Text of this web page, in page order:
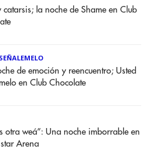
catarsis; la noche de Shame en Club
de emoción y reencuentro; Usted
en Club Chocolate
otra weá”: Una noche imborrable en
Arena